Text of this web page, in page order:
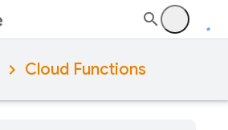
Cloud Functions